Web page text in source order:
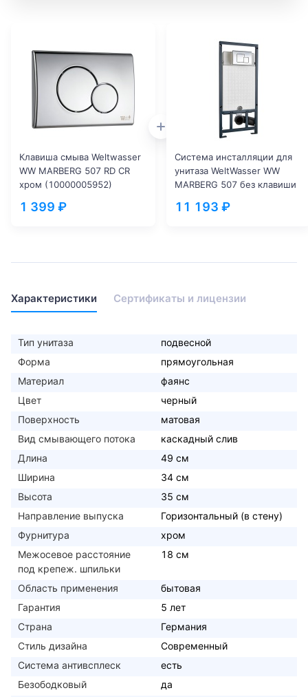
Клавиша смыва Weltwasser
WW MARBERG 507 RD CR
хром (10000005952)
1 399 ₽
Система инсталляции для
унитаза WeltWasser WW
MARBERG 507 без клавиши
11 193 ₽
Характеристики Сертификаты и лицензии
Тип унитаза
подвесной
Форма
прямоугольная
Материал
фаянс
Цвет
черный
Поверхность
матовая
Вид смывающего потока
каскадный слив
Длина
49 см
Ширина
34 см
Высота
35 см
Направление выпуска
Горизонтальный (в стену)
Фурнитура
хром
Межосевое расстояние
под крепеж. шпильки
18 см
Область применения
бытовая
Гарантия
5 лет
Страна
Германия
Стиль дизайна
Современный
Система антивсплеск
есть
Безободковый
да